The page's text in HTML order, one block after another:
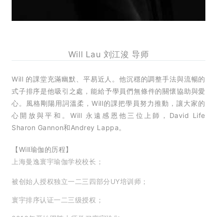
Will Lau 刘江浚 导师
Will 的課堂充滿幽默、平易近人。他沉穩的調整手法與流暢的
式子排序是他吸引之處，能給予學員們無條件的關懷協助與愛
心。風格剛陽用詞溫柔，Will的課把學員努力推動，讓大家的
心開放與平和。Will 永遠感恩他三位上師，David Life
Sharon Gannon和Andrey Lappa。
【Will瑜伽的历程】
上海曼逸寰宇瑜伽学校校长；
被创始人授权独立一二三四部分UY培训师；
寰宇排序认证一二三级授权；